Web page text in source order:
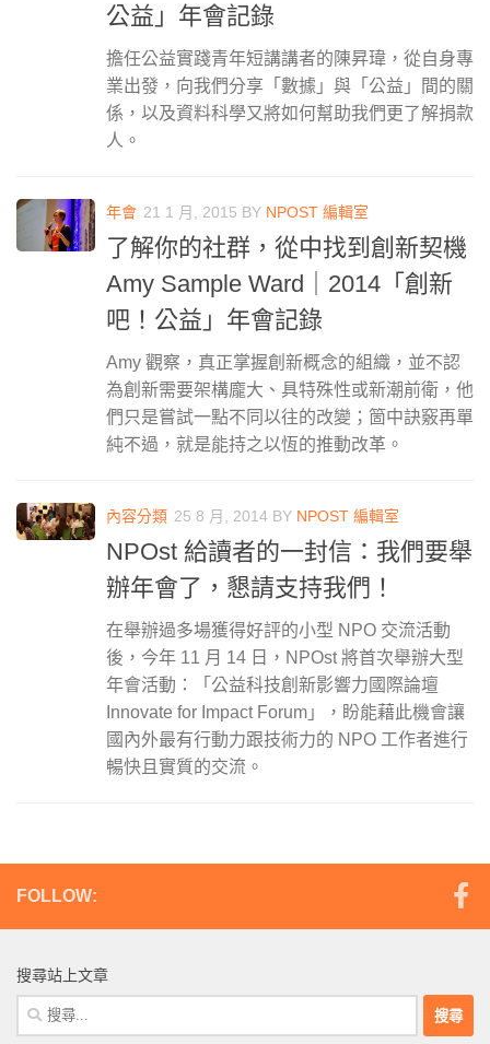
公益」年會記錄
擔任公益實踐青年短講講者的陳昇瑋，從自身專
業出發，向我們分享「數據」與「公益」間的關
係，以及資料科學又將如何幫助我們更了解捐款
人。
年會 21 1 月, 2015 BY NPOST 編輯室
了解你的社群，從中找到創新契機
Amy Sample Ward｜2014「創新
吧！公益」年會記錄
Amy 觀察，真正掌握創新概念的組織，並不認
為創新需要架構龐大、具特殊性或新潮前衛，他
們只是嘗試一點不同以往的改變；箇中訣竅再單
純不過，就是能持之以恆的推動改革。
內容分類 25 8 月, 2014 BY NPOST 編輯室
NPOst 給讀者的一封信：我們要舉
辦年會了，懇請支持我們！
在舉辦過多場獲得好評的小型 NPO 交流活動
後，今年 11 月 14 日，NPOst 將首次舉辦大型
年會活動：「公益科技創新影響力國際論壇
Innovate for Impact Forum」，盼能藉此機會讓
國內外最有行動力跟技術力的 NPO 工作者進行
暢快且實質的交流。
FOLLOW:
搜尋站上文章
搜
尋